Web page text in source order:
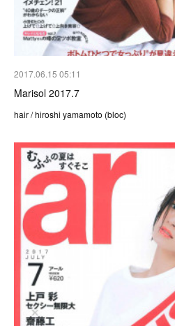
2017.06.15 05:11
Marisol 2017.7
hair / hiroshi yamamoto (bloc)